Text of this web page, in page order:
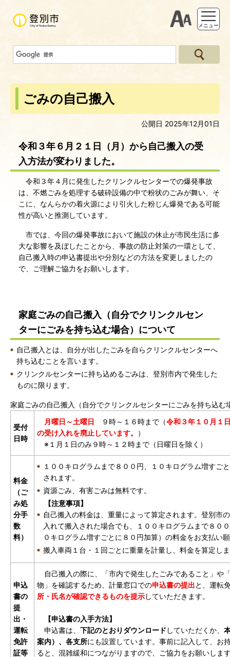
支援ツー
メニュー
ごみの自己搬入
公開日 2025年12月01日
令和３年６月２１日（月）から自己搬入の受
入方法が変わりました。
令和３年４月に発生したクリンクルセンターでの爆発事故
は、不燃ごみを処理する破砕設備の中で粉状のごみが舞い、そ
こに、なんらかの着火源により引火した粉じん爆発である可能
性が高いと推測しています。
市では、今回の爆発事故において施設の休止が市民生活に多
大な影響を及ぼしたことから、事故の防止対策の一環として、
自己搬入時の申込書提出や分別などの方法を変更しましたの
で、ご理解ご協力をお願いします。
家庭ごみの自己搬入（自分でクリンクルセン
ターにごみを持ち込む場合）について
自己搬入とは、自分が出したごみを自らクリンクルセンターへ
持ち込むことを言います。
クリンクルセンターに持ち込めるごみは、登別市内で発生した
ものに限ります。
家庭ごみの自己搬入（自分でクリンクルセンターにごみを持ち込む
受付
日時
月曜日～土曜日 ９時～１６時まで（令和３年１０月１
の受け入れを廃止しています。
）
※１月１日のみ９時～１２時まで（日曜日を除く）
料金
（ご
み処
分手
数
料）
１００キログラムまで８００円、１０キログラム増すご
されます。
資源ごみ、有害ごみは無料です。
【注意事項】
自己搬入の料金は、重量によって算定されます。登別市
入れて搬入された場合でも、１００キログラムまで８０
０キログラム増すごとに８０円加算）の料金をお支払い
搬入車両１台・１回ごとに重量を計量し、料金を算定し
申込
書の
提
出・
運転
免許
証等
自己搬入の際に、「市内で発生したごみであること」や
物」を確認するため、計量窓口での申込書の提出と、運転
所・氏名が確認できるものを提示していただきます。
【申込書の入手方法】
申込書は、 下記のとおりダウンロード していただくか、
案内）、各支所にも設置しています。事前に記入して、お
ると、混雑緩和につながりますので、ご協力をお願いしま